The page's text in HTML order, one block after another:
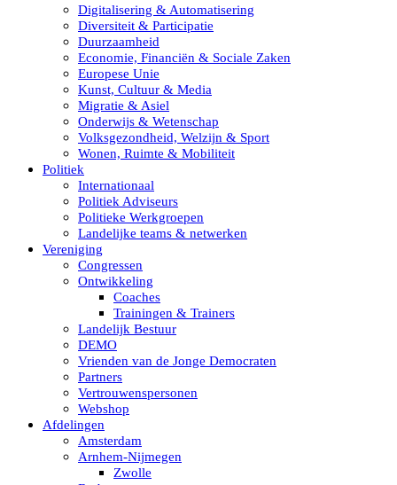
Digitalisering & Automatisering
Diversiteit & Participatie
Duurzaamheid
Economie, Financiën & Sociale Zaken
Europese Unie
Kunst, Cultuur & Media
Migratie & Asiel
Onderwijs & Wetenschap
Volksgezondheid, Welzijn & Sport
Wonen, Ruimte & Mobiliteit
Politiek
Internationaal
Politiek Adviseurs
Politieke Werkgroepen
Landelijke teams & netwerken
Vereniging
Congressen
Ontwikkeling
Coaches
Trainingen & Trainers
Landelijk Bestuur
DEMO
Vrienden van de Jonge Democraten
Partners
Vertrouwenspersonen
Webshop
Afdelingen
Amsterdam
Arnhem-Nijmegen
Zwolle